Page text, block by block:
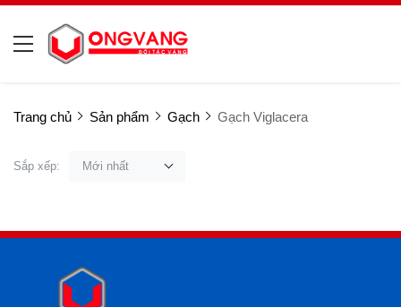
Trang chủ Sản phẩm Gạch Gạch Viglacera
Sắp xếp: Mới nhất